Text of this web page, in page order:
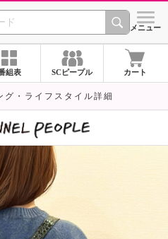
CHANNEL シメニュー
組表 SCピープル カート
グ・ライフスタイル詳細